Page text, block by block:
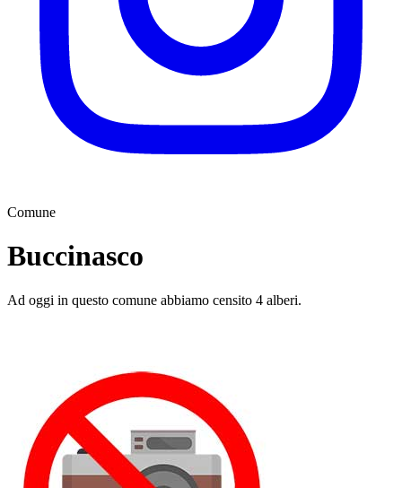
Comune
Buccinasco
Ad oggi in questo comune abbiamo censito 4 alberi.